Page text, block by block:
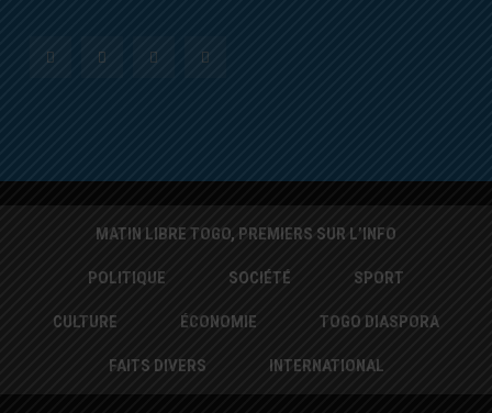
MATIN LIBRE TOGO, PREMIERS SUR L’INFO
POLITIQUE SOCIÉTÉ SPORT
CULTURE ÉCONOMIE TOGO DIASPORA
FAITS DIVERS INTERNATIONAL